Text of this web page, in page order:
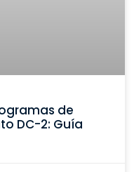
de
DC-2: Guía